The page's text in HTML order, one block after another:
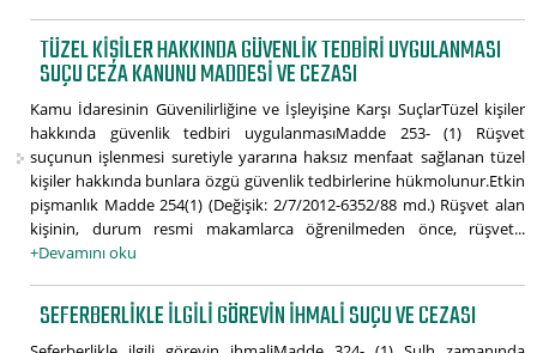
TÜZEL KIŞILER HAKKINDA GÜVENLIK TEDBIRI UYGULANMASI
SUÇU CEZA KANUNU MADDESI VE CEZASI
Kamu İdaresinin Güvenilirliğine ve İşleyişine Karşı SuçlarTüzel kişiler
hakkında güvenlik tedbiri uygulanmasıMadde 253- (1) Rüşvet
suçunun işlenmesi suretiyle yararına haksız menfaat sağlanan tüzel
kişiler hakkında bunlara özgü güvenlik tedbirlerine hükmolunur.Etkin
pişmanlık Madde 254(1) (Değişik: 2/7/2012-6352/88 md.) Rüşvet alan
kişinin, durum resmi makamlarca öğrenilmeden önce, rüşvet...
+Devamını oku
SEFERBERLIKLE ILGILI GÖREVIN IHMALI SUÇU VE CEZASI